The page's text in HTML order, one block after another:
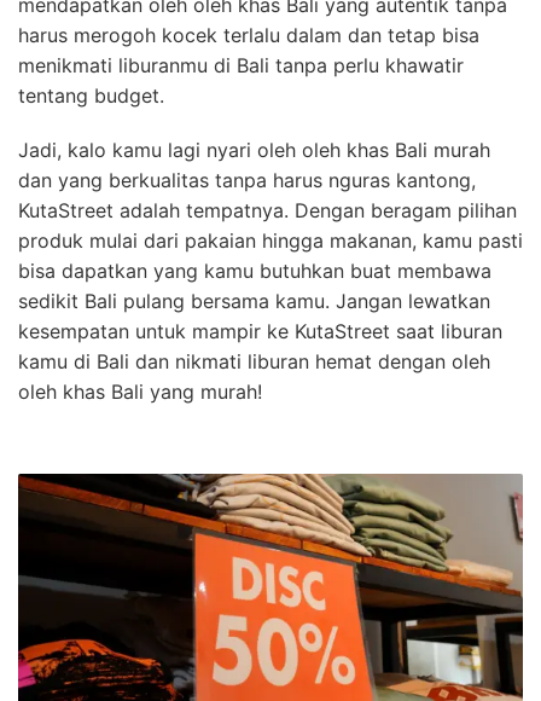
mendapatkan oleh oleh khas Bali yang autentik tanpa
harus merogoh kocek terlalu dalam dan tetap bisa
menikmati liburanmu di Bali tanpa perlu khawatir
tentang budget.
Jadi, kalo kamu lagi nyari oleh oleh khas Bali murah
dan yang berkualitas tanpa harus nguras kantong,
KutaStreet adalah tempatnya. Dengan beragam pilihan
produk mulai dari pakaian hingga makanan, kamu pasti
bisa dapatkan yang kamu butuhkan buat membawa
sedikit Bali pulang bersama kamu. Jangan lewatkan
kesempatan untuk mampir ke KutaStreet saat liburan
kamu di Bali dan nikmati liburan hemat dengan oleh
oleh khas Bali yang murah!